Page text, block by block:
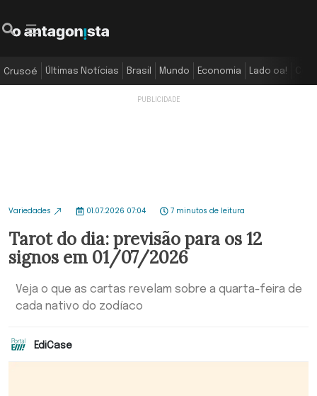
Crusoé Últimas Notícias Brasil Mundo Economia Lado oa!
Variedades 01.07.2026 07:04 7 minutos de leitura
Tarot do dia: previsão para os 12
signos em 01/07/2026
Veja o que as cartas revelam sobre a quarta-feira de
cada nativo do zodíaco
EdiCase